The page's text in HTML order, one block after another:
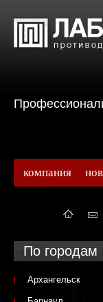
компания
По городам
Архангельск